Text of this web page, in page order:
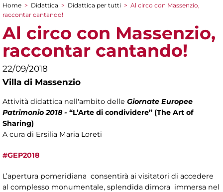
Tu sei qui
Home > Didattica > Didattica per tutti > Al circo con Massenzio,
raccontar cantando!
Al circo con Massenzio,
raccontar cantando!
22/09/2018
Villa di Massenzio
Attività didattica nell'ambito delle Giornate Europee
Patrimonio 2018 - “L’Arte di condividere” (The Art of
Sharing)
A cura di Ersilia Maria Loreti
#GEP2018
L’apertura pomeridiana consentirà ai visitatori di accedere
al complesso monumentale, splendida dimora immersa nel